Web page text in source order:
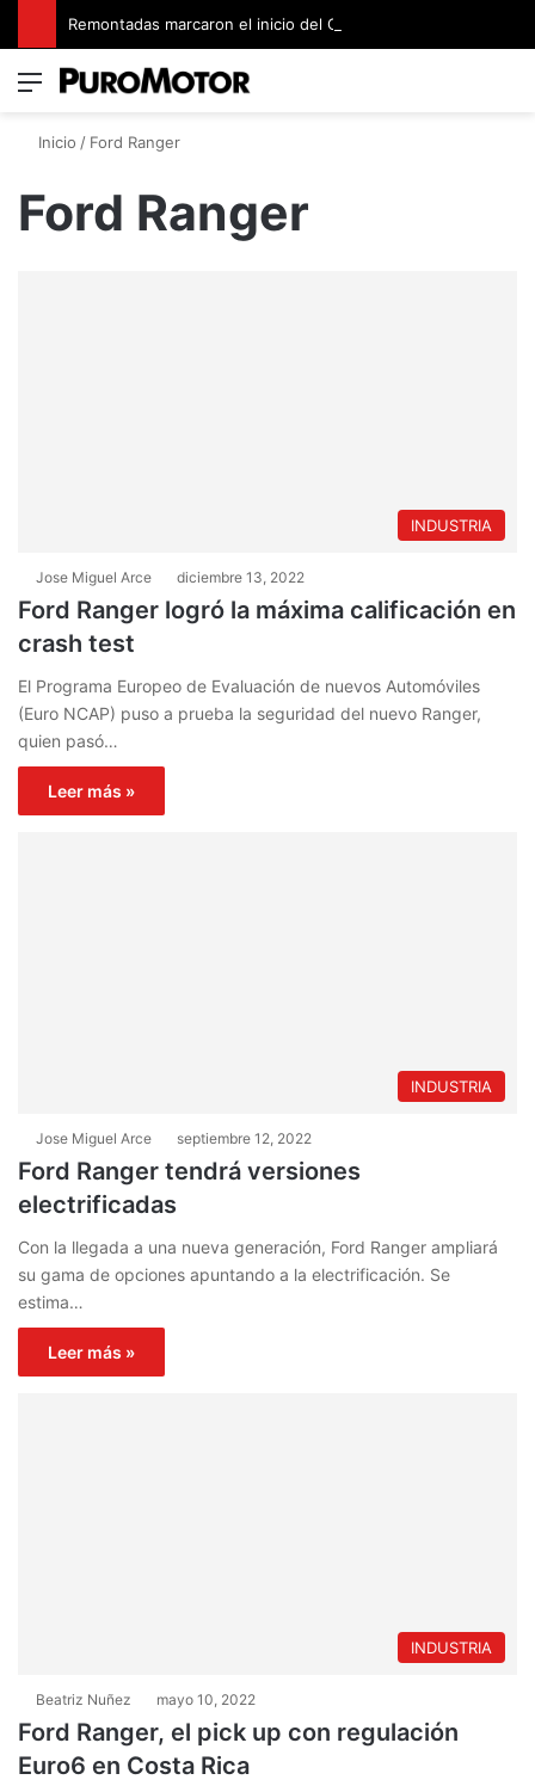
Menú
Inicio / Ford Ranger
Ford Ranger
INDUSTRIA
Jose Miguel Arce diciembre 13, 2022
Ford Ranger logró la máxima calificación en
crash test
El Programa Europeo de Evaluación de nuevos Automóviles
(Euro NCAP) puso a prueba la seguridad del nuevo Ranger,
quien pasó…
Leer más »
INDUSTRIA
Jose Miguel Arce septiembre 12, 2022
Ford Ranger tendrá versiones
electrificadas
Con la llegada a una nueva generación, Ford Ranger ampliará
su gama de opciones apuntando a la electrificación. Se
estima…
Leer más »
INDUSTRIA
Beatriz Nuñez mayo 10, 2022
Ford Ranger, el pick up con regulación
Euro6 en Costa Rica